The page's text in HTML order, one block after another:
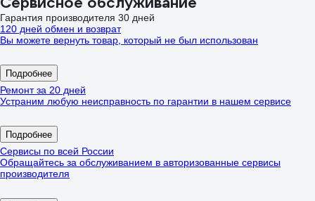
Гарантия производителя 30 дней
120 дней обмен и возврат
Вы можете вернуть товар, который не был использован
Подробнее
Ремонт за 20 дней
Устраним любую неисправность по гарантии в нашем сервисе
Подробнее
Сервисы по всей России
Обращайтесь за обслуживанием в авторизованные сервисы
производителя